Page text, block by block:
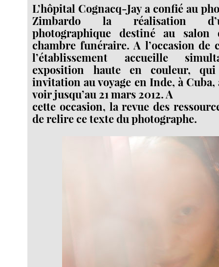
L’hôpital Cognacq-Jay a confié au
Zimbardo la réalisation
photographique destiné au salon
chambre funéraire. A l’occasion de
l’établissement accueille
exposition haute en couleur,
invitation au voyage en Inde, à Cuba,
voir jusqu’au 21 mars 2012. A
cette occasion, la revue des
de relire ce texte du photographe.